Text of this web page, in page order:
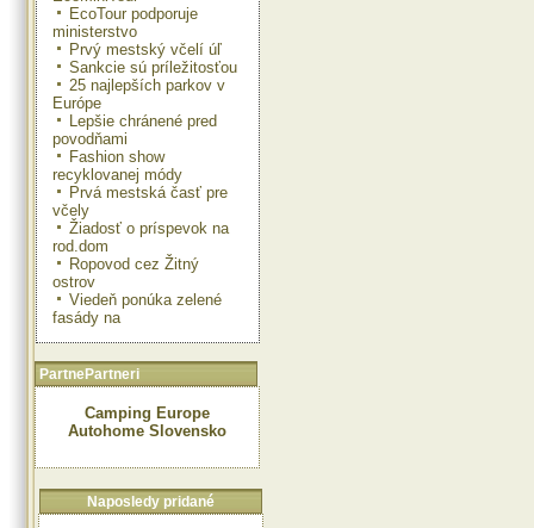
EcoTour podporuje
ministerstvo
Prvý mestský včelí úľ
Sankcie sú príležitosťou
25 najlepších parkov v
Európe
Lepšie chránené pred
povodňami
Fashion show
recyklovanej módy
Prvá mestská časť pre
včely
Žiadosť o príspevok na
rod.dom
Ropovod cez Žitný
ostrov
Viedeň ponúka zelené
fasády na
PartnePartneri
Camping Europe
Autohome Slovensko
Naposledy pridané